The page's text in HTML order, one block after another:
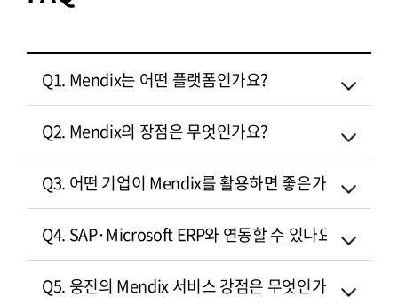
Q1. Mendix는 어떤 플랫폼인가요?
Q2. Mendix의 장점은 무엇인가요?
Q3. 어떤 기업이 Mendix를 활용하면 좋은가요?
Q4. SAP·Microsoft ERP와 연동할 수 있나요?
Q5. 웅진의 Mendix 서비스 강점은 무엇인가요?